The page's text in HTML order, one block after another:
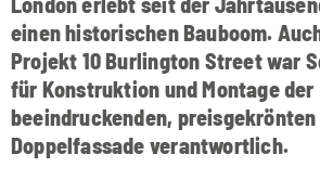
einen historischen Bauboom.
Projekt 10 Burlington Street war
für Konstruktion und Montage der
beeindruckenden, preisgekrönten
Doppelfassade verantwortlich.